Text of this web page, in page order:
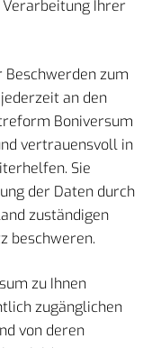
Ihrer
Beschwerden zum
an den
Boniversum
vertrauensvoll in
Sie
der Daten durch
zuständigen
beschweren.
zu Ihnen
zugänglichen
von deren